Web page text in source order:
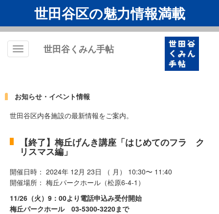
世田谷区の魅力情報満載
Toggle
世田谷くみん手帖
お知らせ・イベント情報
世田谷区内各施設の最新情報をご案内。
【終了】梅丘げんき講座「はじめてのフラ ク
リスマス編」
開催日時： 2024年 12月 23日 （ 月） 10:30〜 11:40
開催場所： 梅丘パークホール（松原6-4-1）
11/26 （火）9：00より電話申込み受付開始
梅丘パークホール 03-5300-3220まで